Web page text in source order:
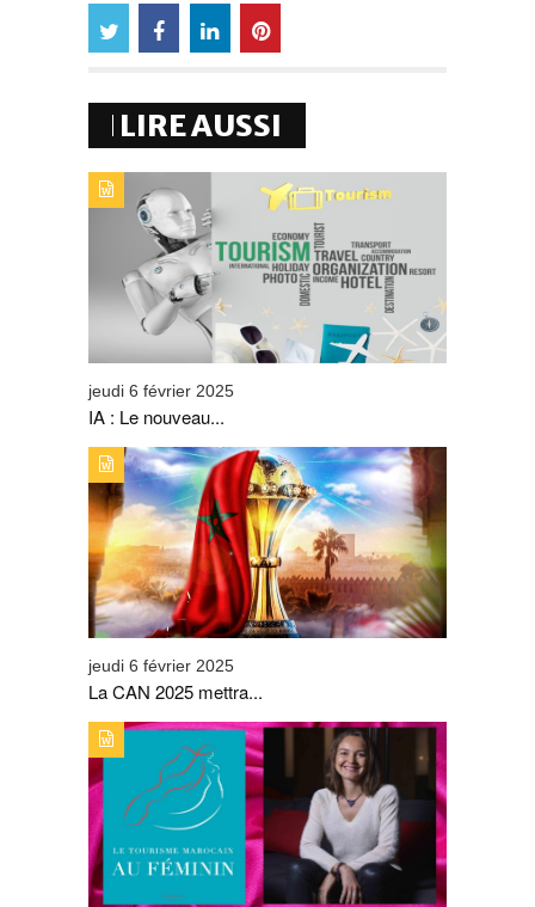
LIRE AUSSI
TYPE DE PUBLICATION : ALERTES_INFOSTITRE : IA : LE
NOUVEAU COMPAGNON DU SECTEUR DU TOURISME
jeudi 6 février 2025
IA : Le nouveau...
TYPE DE PUBLICATION : ALERTES_INFOSTITRE : LA
CAN 2025 METTRA SUR ORBITE LA DESTINATION
TOURISTIQUE MAROC
jeudi 6 février 2025
La CAN 2025 mettra...
TYPE DE PUBLICATION : ALERTES_INFOSTITRE : ALICE
RAHOU, UNE CARRIÈRE EN CRESCENDO.